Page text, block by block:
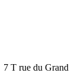
7 T rue du Grand